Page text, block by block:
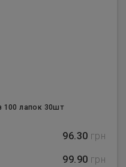
100 лапок 30шт
96.30 грн
99.90 грн